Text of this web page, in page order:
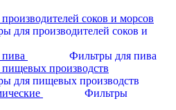
для производителей соков и
Фильтры для пива
для пищевых производств
Фильтры